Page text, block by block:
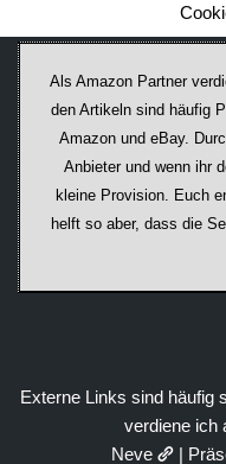
Als Amazon Partner
den Artikeln sind häufig
Amazon und eBay.
Anbieter und wenn ihr
kleine Provision. Euch
helft so aber, dass die
Externe Links sind häufig
verdiene ich
Neve
|